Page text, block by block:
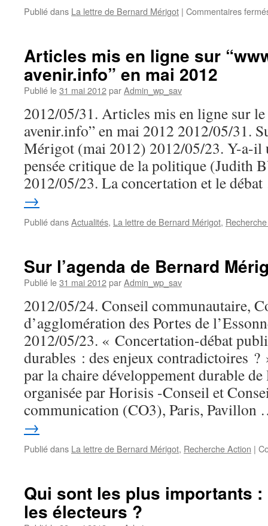
Publié dans La lettre de Bernard Mérigot | Commentaires
Articles mis en ligne sur
avenir.info” en mai 2012
Publié le31 mai 2012parAdmin_wp_sav
2012/05/31. Articles mis en ligne sur
avenir.info” en mai 2012 2012/05/31.
Mérigot (mai 2012) 2012/05/23. Y-a-il
pensée critique de la politique (Judith
2012/05/23. La concertation et le
→
Publié dansActualités, La lettre de Bernard Mérigot,
Sur l’agenda de Bernard
Publié le31 mai 2012parAdmin_wp_sav
2012/05/24. Conseil communautaire,
d’agglomération des Portes de
2012/05/23. « Concertation-débat
durables : des enjeux contradictoires ?
par la chaire développement durable
organisée par Horisis -Conseil et
communication (CO3), Paris,
→
Publié dans La lettre de Bernard Mérigot, Recherche Action |
Qui sont les plus importants
les électeurs ?